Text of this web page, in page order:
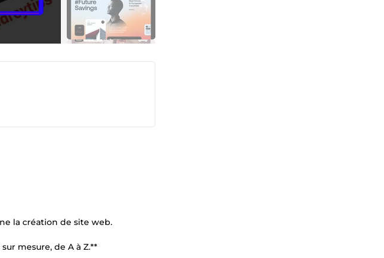
la création de site web.
mesure, de A à Z.**